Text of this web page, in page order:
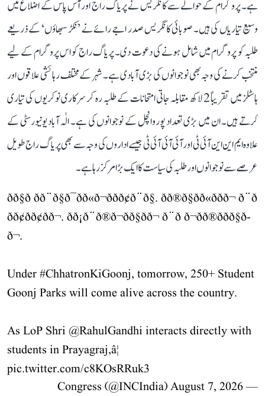
ہے۔ پروگرام کے حوالے سے کانگریس نے پریاگ راج اور آس پاس کے اضلاع میں
وسیع تیاریاں کی ہیں۔ صوبائی کانگریس صدر اجے رائے نے ’نکڑ سبھاؤں‘ کے ذریعے
طلبہ کو پروگرام میں شامل ہونے کی دعوت دی۔ پریاگ راج کو اس پروگرام کے لیے
منتخب کرنے کی وجہ بھی نوجوانوں کی بڑی آبادی ہے۔ شہر کے مختلف رہائشی علاقوں اور
ہاسٹلز میں تقریباً 2 لاکھ مقابلہ جاتی امتحانات کے طلبہ رہ کر سرکاری نوکریوں کی تیاری
کرتے ہیں۔ ان میں بڑی تعداد پوروانچل کے نوجوانوں کی ہے۔ الٰہ آباد یونیورسٹی کے
علاوہ ایم این این آئی ٹی اور آئی آئی آئی ٹی جیسے اداروں کی وجہ سے بھی پریاگ راج طویل
عرصے سے نوجوانوں اور طلبہ کی سیاست کا ایک بڑا مرکز رہا ہے۔
ðð§ð ðð¨ð§ð¯ðð«ð¬ðð­ð¢ð¨ð§. ðð®ð§ðð«ððð¬ ð¨ð
ðð¢ð­ð¢ðð¬. ðð¡ð¨ð®ð¬ðð§ðð¬ ð¨ð ð¬ð­ð®ððð§ð­
ð¬.
Under#ChhatronKiGoonj, tomorrow, 250+ Student
Goonj Parks will come alive across the country.
As LoP Shri @RahulGandhi interacts directly with
students in Prayagraj,â¦
pic.twitter.com/c8KOsRRuk3
— Congress (@INCIndia)
August 7, 2026